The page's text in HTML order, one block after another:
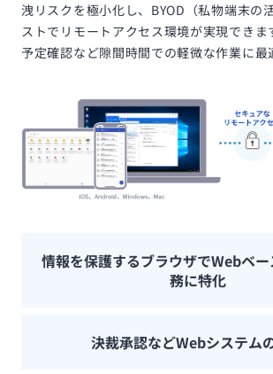
洩リスクを極小化し、BYOD（私物端末の
ストでリモートアクセス環境が実現できま
予定確認など隙間時間での軽微な作業に最
情報を保護するブラウザでWebベ
務に特化
決裁承認などWebシステム